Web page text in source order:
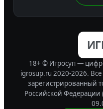
18+ © Игросуп —
igrosup.ru 2020-2026.
зарегистрированный
Российской